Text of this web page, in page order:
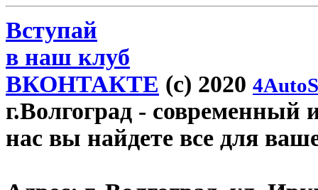
Вступай
в наш клуб
ВКОНТАКТЕ (c) 2020
г.Волгоград - современный
нас вы найдете все для